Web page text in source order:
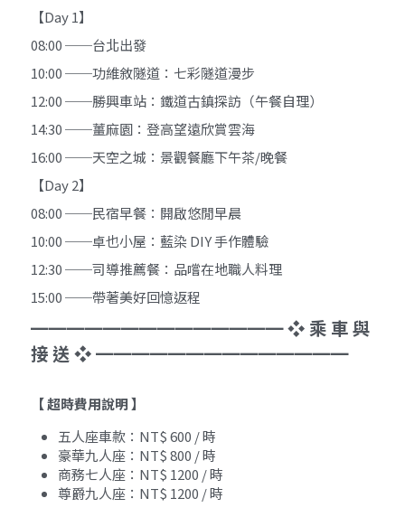
【Day 1】
08:00 ──台北出發
10:00 ──功維敘隧道：七彩隧道漫步
12:00 ──勝興車站：鐵道古鎮探訪（午餐自理）
14:30 ──薑麻園：登高望遠欣賞雲海
16:00 ──天空之城：景觀餐廳下午茶/晚餐
【Day 2】
08:00 ──民宿早餐：開啟悠閒早晨
10:00 ──卓也小屋：藍染 DIY 手作體驗
12:30 ──司導推薦餐：品嚐在地職人料理
15:00 ──帶著美好回憶返程
━━━━━━━━━━━━━━ ❖ 乘 車 與
接 送 ❖ ━━━━━━━━━━━━━━
【 超時費用說明 】
五人座車款：NT$ 600 / 時
豪華九人座：NT$ 800 / 時
商務七人座：NT$ 1200 / 時
尊爵九人座：NT$ 1200 / 時